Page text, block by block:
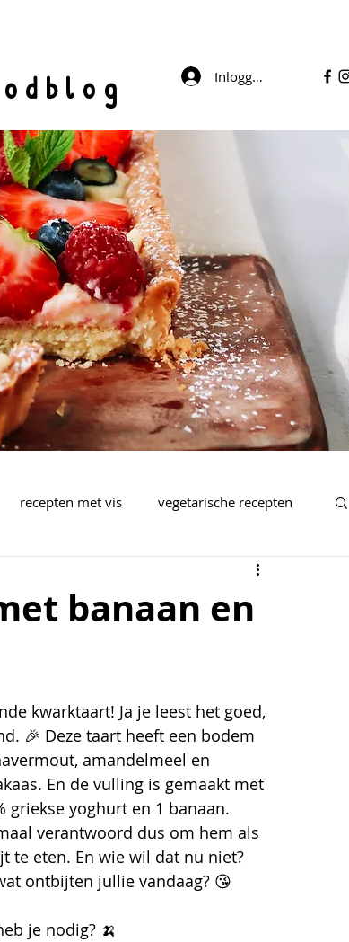
Inloggen
recepten met vis vegetarische recepten
banaan en
kwarktaart! Ja je leest het goed,
🎉 Deze taart heeft een bodem
amandelmeel en
En de vulling is gemaakt met
griekse yoghurt en 1 banaan.
verantwoord dus om hem als
te eten. En wie wil dat nu niet?
ontbijten jullie vandaag? 😘
je nodig? 🍌